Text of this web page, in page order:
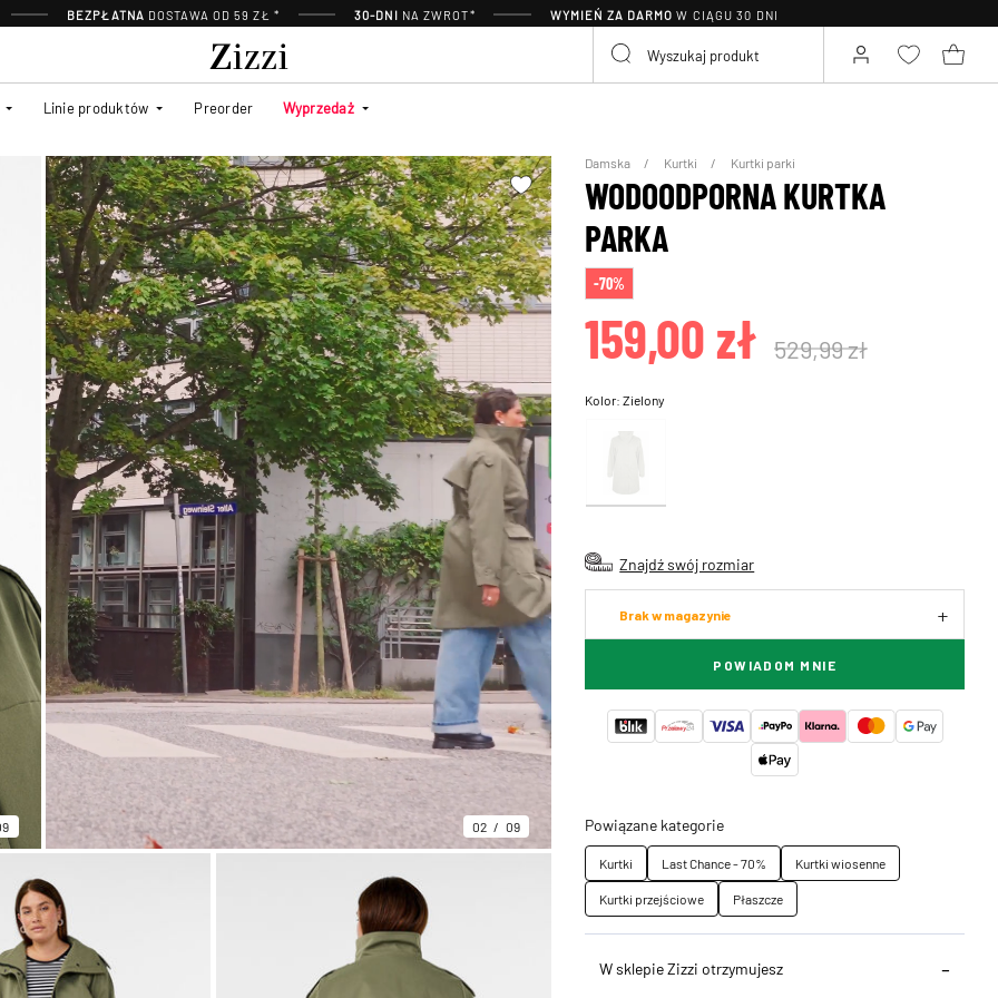
BEZPŁATNA DOSTAWA OD 59 ZŁ * 30-DNI NA ZWROT* WYMIEŃ ZA DARMO W CIĄGU 30 DNI
Linie produktów Preorder Wyprzedaż
02 09
Damska Kurtki Kurtki parki
WODOODPORNA KURTKA
PARKA
-70%
159,00 zł 529,99 zł
Kolor:Zielony
Znajdź swój rozmiar
Brak w magazynie
POWIADOM MNIE
Powiązane kategorie
Kurtki Last Chance - 70%
Kurtki wiosenne
Kurtki przejściowe
Płaszcze
W sklepie Zizzi otrzymujesz